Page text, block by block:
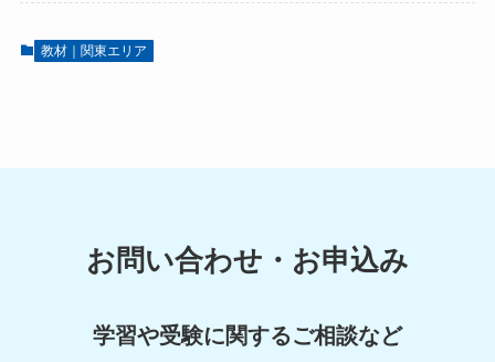
教材｜関東エリア
お問い合わせ・お申込み
学習や受験に関するご相談など